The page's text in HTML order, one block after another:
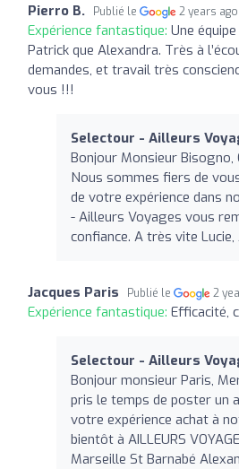
Pierro B. Publié le 2 years ago
Expérience fantastique: Une
Patrick que Alexandra. Très à
demandes, et travail très
vous !!!
Selectour - Ailleurs
Bonjour Monsieur Bisogno,
Nous sommes fiers de
de votre expérience dans
- Ailleurs Voyages vous
confiance. A très vite
Jacques Paris Publié le 2
Expérience fantastique: Efficacité,
Selectour - Ailleurs
Bonjour monsieur Paris,
pris le temps de poster un
votre expérience achat à
bientôt à AILLEURS
Marseille St Barnabé